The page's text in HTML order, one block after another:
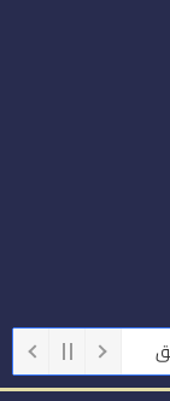
جامعة أسيوط